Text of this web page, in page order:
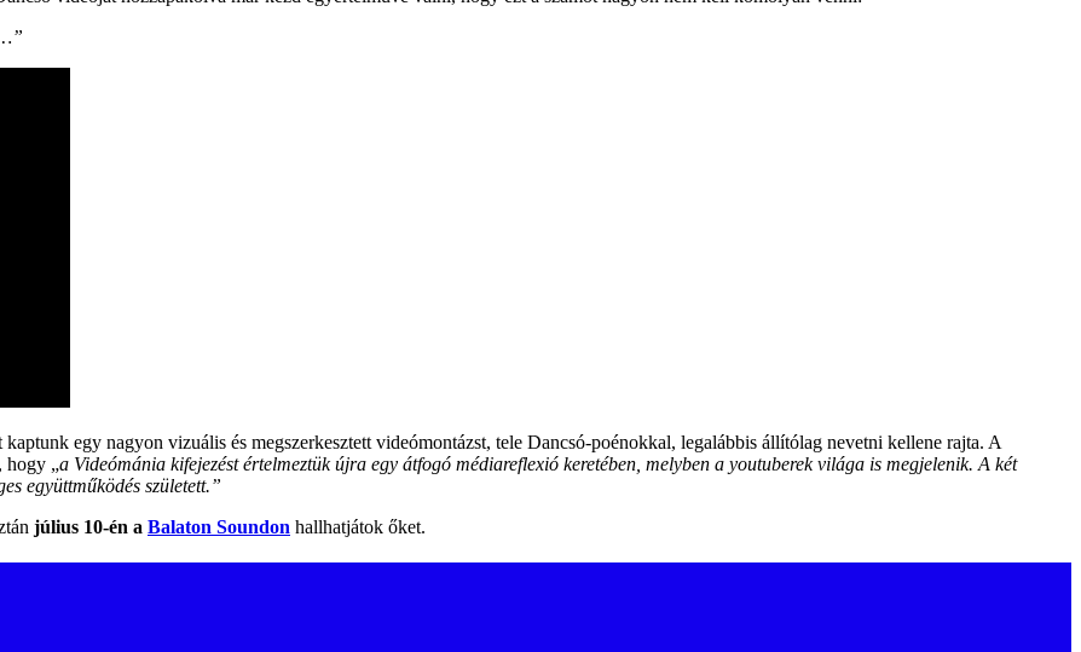
egy nagyon vizuális és megszerkesztett videómontázst, tele Dancsó-poénokkal, legalábbis állítólag nevetni kellene rajta. A
, hogy „a Videómánia kifejezést értelmeztük újra egy átfogó médiareflexió keretében, melyben a youtuberek világa is megjelenik. A két
együttműködés született.”
július 10-én a Balaton Soundon hallhatjátok őket.